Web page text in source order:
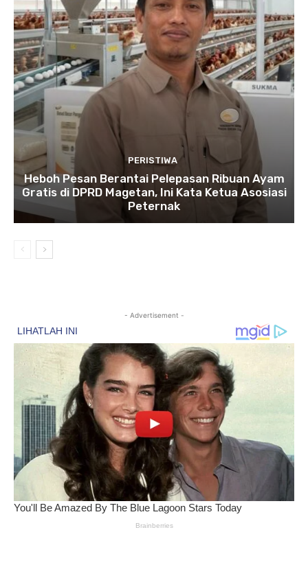
PERISTIWA
Heboh Pesan Berantai Pelepasan Ribuan Ayam
Gratis di DPRD Magetan, Ini Kata Ketua Asosiasi
Peternak
- Advertisement -